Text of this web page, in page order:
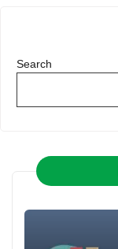
Search